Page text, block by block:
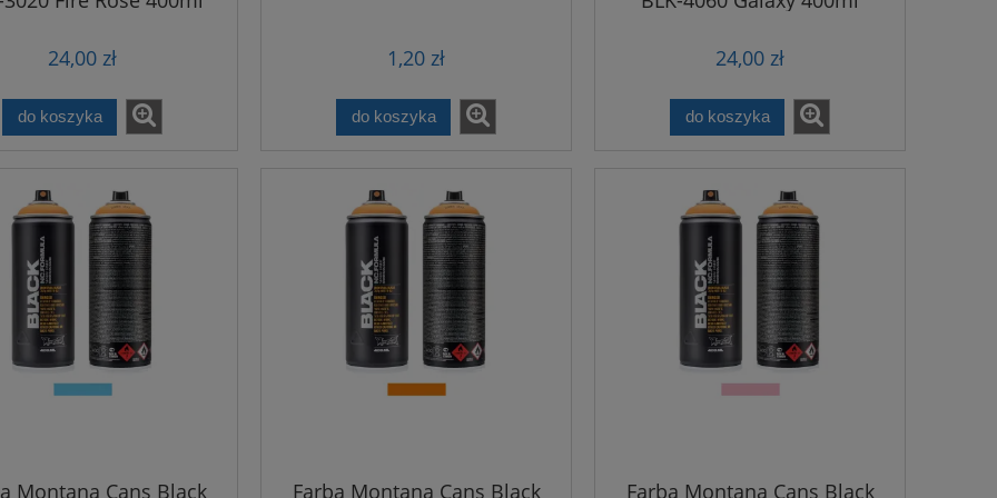
24,00 zł
do koszyka
1,20 zł
do koszyka
24,00 zł
do koszyka
Montana Cans Black Farba Montana Cans Black Farba Montana Cans Black